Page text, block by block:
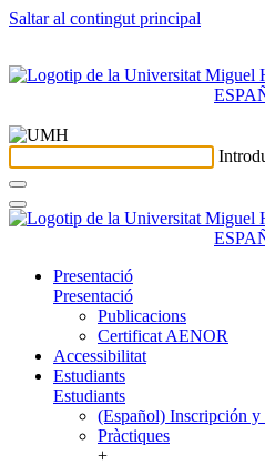
Saltar al contingut principal
Presentació
Presentació
Publicacions
Certificat AENOR
Accessibilitat
Estudiants
Estudiants
(Español) Inscripción
Pràctiques
+